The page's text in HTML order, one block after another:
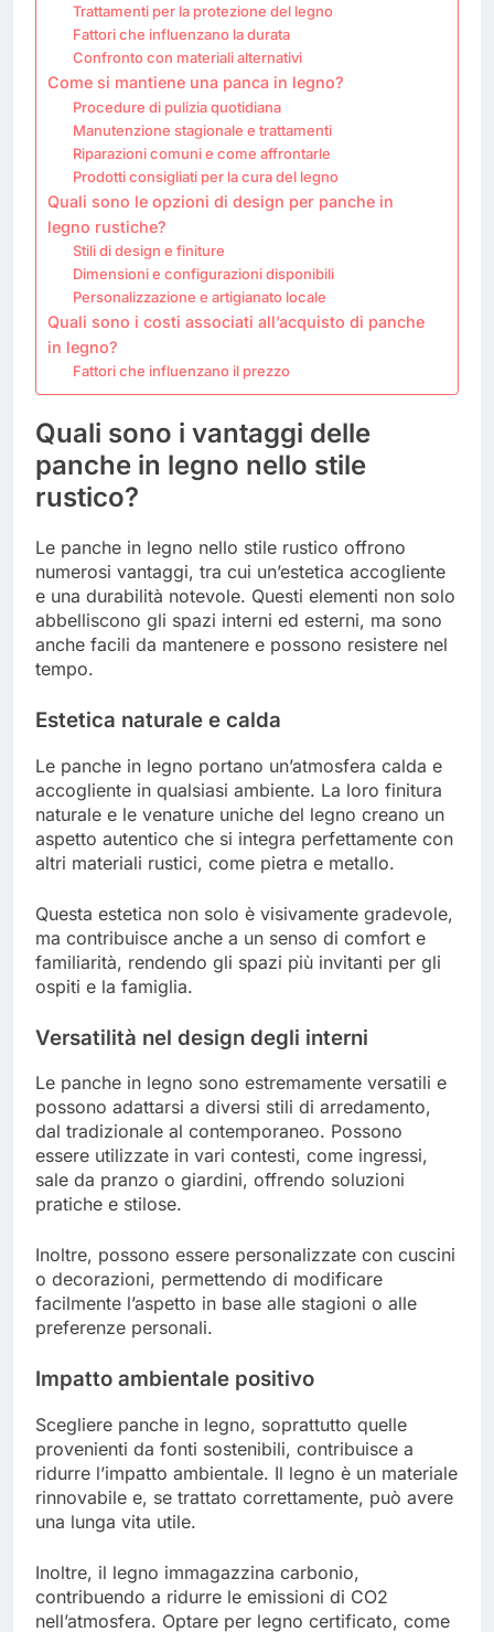
Trattamenti per la protezione del legno
Fattori che influenzano la durata
Confronto con materiali alternativi
Come si mantiene una panca in legno?
Procedure di pulizia quotidiana
Manutenzione stagionale e trattamenti
Riparazioni comuni e come affrontarle
Prodotti consigliati per la cura del legno
Quali sono le opzioni di design per panche in
legno rustiche?
Stili di design e finiture
Dimensioni e configurazioni disponibili
Personalizzazione e artigianato locale
Quali sono i costi associati all’acquisto di panche
in legno?
Fattori che influenzano il prezzo
Quali sono i vantaggi delle
panche in legno nello stile
rustico?
Le panche in legno nello stile rustico offrono
numerosi vantaggi, tra cui un’estetica accogliente
e una durabilità notevole. Questi elementi non solo
abbelliscono gli spazi interni ed esterni, ma sono
anche facili da mantenere e possono resistere nel
tempo.
Estetica naturale e calda
Le panche in legno portano un’atmosfera calda e
accogliente in qualsiasi ambiente. La loro finitura
naturale e le venature uniche del legno creano un
aspetto autentico che si integra perfettamente con
altri materiali rustici, come pietra e metallo.
Questa estetica non solo è visivamente gradevole,
ma contribuisce anche a un senso di comfort e
familiarità, rendendo gli spazi più invitanti per gli
ospiti e la famiglia.
Versatilità nel design degli interni
Le panche in legno sono estremamente versatili e
possono adattarsi a diversi stili di arredamento,
dal tradizionale al contemporaneo. Possono
essere utilizzate in vari contesti, come ingressi,
sale da pranzo o giardini, offrendo soluzioni
pratiche e stilose.
Inoltre, possono essere personalizzate con cuscini
o decorazioni, permettendo di modificare
facilmente l’aspetto in base alle stagioni o alle
preferenze personali.
Impatto ambientale positivo
Scegliere panche in legno, soprattutto quelle
provenienti da fonti sostenibili, contribuisce a
ridurre l’impatto ambientale. Il legno è un materiale
rinnovabile e, se trattato correttamente, può avere
una lunga vita utile.
Inoltre, il legno immagazzina carbonio,
contribuendo a ridurre le emissioni di CO2
nell’atmosfera. Optare per legno certificato, come